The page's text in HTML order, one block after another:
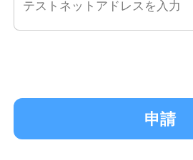
申請